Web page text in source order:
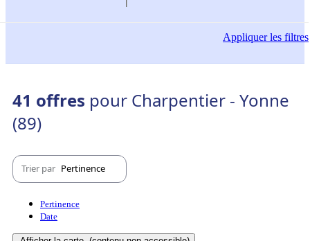
Appliquerles filtres
41 offres pour Charpentier - Yonne
(89)
Trier par Pertinence
Pertinence
Date